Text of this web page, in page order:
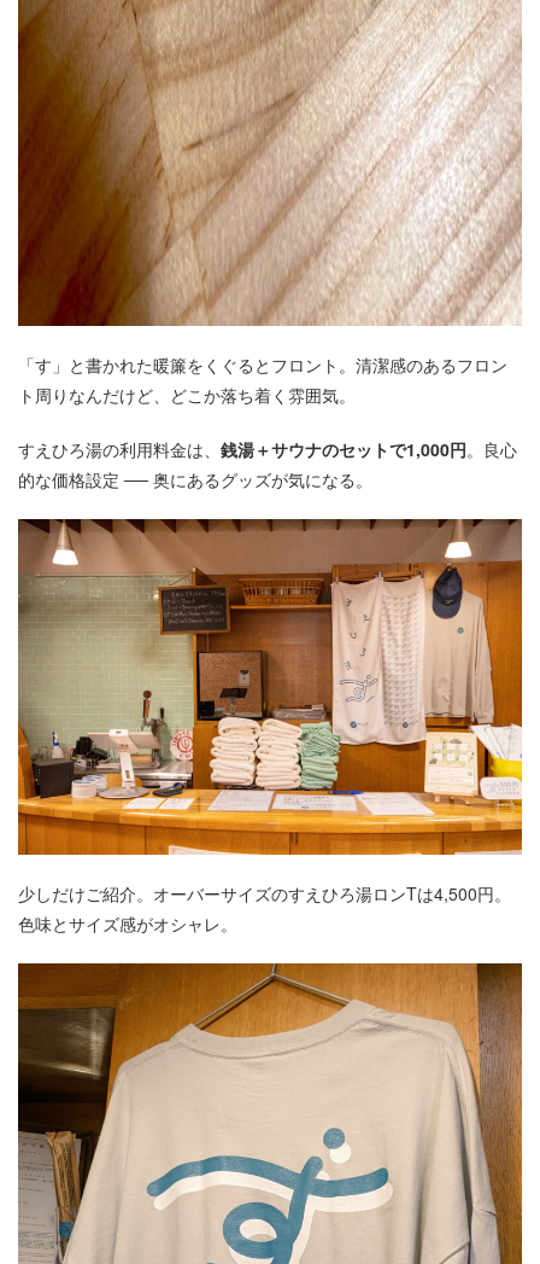
「す」と書かれた暖簾をくぐるとフロント。清潔感のあるフロン
ト周りなんだけど、どこか落ち着く雰囲気。
すえひろ湯の利用料金は、 銭湯＋サウナのセットで1,000円。良心
的な価格設定 ── 奥にあるグッズが気になる。
少しだけご紹介。オーバーサイズのすえひろ湯ロンTは4,500円。
色味とサイズ感がオシャレ。